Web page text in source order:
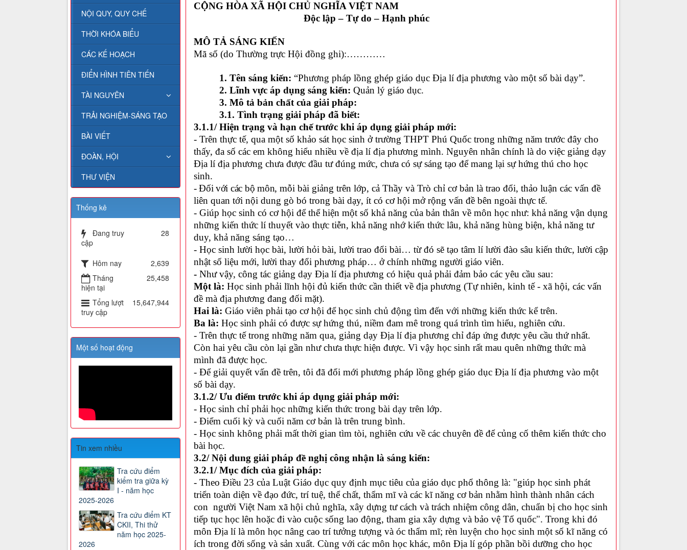
CỘNG HÒA XÃ HỘI CHỦ NGHĨA VIỆT NAM
Độc lập – Tự do – Hạnh phúc
MÔ TẢ SÁNG KIẾN
Mã số (do Thường trực Hội đồng ghi):…………
1. Tên sáng kiến: “Phương pháp lồng ghép giáo dục Địa lí địa phương vào một số bài dạy”.
2. Lĩnh vực áp dụng sáng kiến: Quản lý giáo dục.
3. Mô tả bản chất của giải pháp:
3.1. Tình trạng giải pháp đã biết:
3.1.1/ Hiện trạng và hạn chế trước khi áp dụng giải pháp mới:
- Trên thực tế, qua một số khảo sát học sinh ở trường THPT Phú Quốc trong những năm trước đây cho
thấy, đa số các em không hiểu nhiều về địa lí địa phương mình. Nguyên nhân chính là do việc giảng dạy
Địa lí địa phương chưa được đầu tư đúng mức, chưa có sự sáng tạo để mang lại sự hứng thú cho học
sinh.
- Đối với các bộ môn, mỗi bài giảng trên lớp, cả Thầy và Trò chỉ cơ bản là trao đổi, thảo luận các vấn đề
liên quan tới nội dung gò bó trong bài dạy, ít có cơ hội mở rộng vấn đề bên ngoài thực tế.
- Giúp học sinh có cơ hội để thể hiện một số khả năng của bản thân về môn học như: khả năng vận dụng
những kiến thức lí thuyết vào thực tiễn, khả năng nhớ kiến thức lâu, khả năng hùng biện, khả năng tư
duy, khả năng sáng tạo…
- Học sinh lười học bài, lười hỏi bài, lười trao đổi bài… từ đó sẽ tạo tâm lí lười đào sâu kiến thức, lười cập
nhật số liệu mới, lười thay đổi phương pháp… ở chính những người giáo viên.
- Như vậy, công tác giảng dạy Địa lí địa phương có hiệu quả phải đảm bảo các yêu cầu sau:
Một là: Học sinh phải lĩnh hội đủ kiến thức cần thiết về địa phương (Tự nhiên, kinh tế - xã hội, các vấn
đề mà địa phương đang đối mặt).
Hai là: Giáo viên phải tạo cơ hội để học sinh chủ động tìm đến với những kiến thức kể trên.
Ba là: Học sinh phải có được sự hứng thú, niềm đam mê trong quá trình tìm hiểu, nghiên cứu.
- Trên thực tế trong những năm qua, giảng dạy Địa lí địa phương chỉ đáp ứng được yêu cầu thứ nhất.
Còn hai yêu cầu còn lại gần như chưa thực hiện được. Vì vậy học sinh rất mau quên những thức mà
mình đã được học.
- Để giải quyết vấn đề trên, tôi đã đổi mới phương pháp lồng ghép giáo dục Địa lí địa phương vào một
số bài dạy.
3.1.2/ Ưu điểm trước khi áp dụng giải pháp mới:
- Học sinh chỉ phải học những kiến thức trong bài dạy trên lớp.
- Điểm cuối kỳ và cuối năm cơ bản là trên trung bình.
- Học sinh không phải mất thời gian tìm tòi, nghiên cứu về các chuyên đề để củng cố thêm kiến thức cho
bài học.
3.2/ Nội dung giải pháp đề nghị công nhận là sáng kiến:
3.2.1/ Mục đích của giải pháp:
- Theo Điều 23 của Luật Giáo dục quy định mục tiêu của giáo dục phổ thông là: "giúp học sinh phát
triển toàn diện về đạo đức, trí tuệ, thể chất, thẩm mĩ và các kĩ năng cơ bản nhằm hình thành nhân cách
con người Việt Nam xã hội chủ nghĩa, xây dựng tư cách và trách nhiệm công dân, chuẩn bị cho học sinh
tiếp tục học lên hoặc đi vào cuộc sống lao động, tham gia xây dựng và bảo vệ Tổ quốc". Trong khi đó
môn Địa lí là môn học nâng cao trí tưởng tượng và óc thẩm mĩ; rèn luyện cho học sinh một số kĩ năng có
ích trong đời sống và sản xuất. Cùng với các môn học khác, môn Địa lí góp phần bồi dưỡng cho học
NỘI QUY, QUY CHẾ
THỜI KHÓA BIỂU
CÁC KẾ HOẠCH
ĐIỂN HÌNH TIÊN TIẾN
TÀI NGUYÊN
TRẢI NGHIỆM-SÁNG TẠO
BÀI VIẾT
ĐOÀN, HỘI
THƯ VIỆN
Thống kê
Đang truy
cập
28
Hôm nay
2,639
Tháng
hiện tại
25,458
Tổng lượt
truy cập
15,647,944
Một số hoạt động
Tin xem nhiều
Tra cứu điểm
kiểm tra giữa kỳ
I - năm học
2025-2026
Tra cứu điểm KT
CKII, Thi thử
năm học 2025-
2026